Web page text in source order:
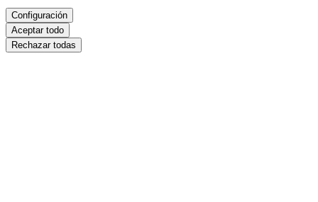
Configuración
Aceptar todo
Rechazar todas